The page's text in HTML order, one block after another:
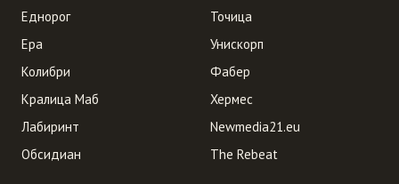
Еднорог
Ера
Колибри
Кралица Маб
Лабиринт
Обсидиан
Точица
Унискорп
Фабер
Хермес
Newmedia21.eu
The Rebeat